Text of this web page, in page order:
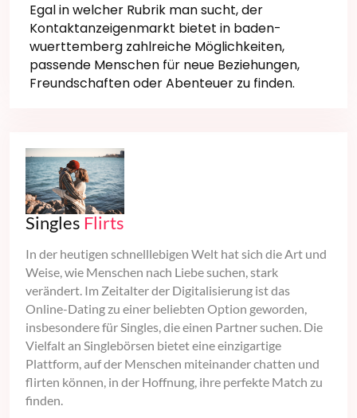
Egal in welcher Rubrik man sucht, der
Kontaktanzeigenmarkt bietet in baden-
wuerttemberg zahlreiche Möglichkeiten,
passende Menschen für neue Beziehungen,
Freundschaften oder Abenteuer zu finden.
Singles Flirts
In der heutigen schnelllebigen Welt hat sich die Art und
Weise, wie Menschen nach Liebe suchen, stark
verändert. Im Zeitalter der Digitalisierung ist das
Online-Dating zu einer beliebten Option geworden,
insbesondere für Singles, die einen Partner suchen. Die
Vielfalt an Singlebörsen bietet eine einzigartige
Plattform, auf der Menschen miteinander chatten und
flirten können, in der Hoffnung, ihre perfekte Match zu
finden.